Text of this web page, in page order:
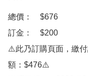
總價：　$676
訂金：　$200
⚠️此乃訂購頁面，繳
額：$476⚠️